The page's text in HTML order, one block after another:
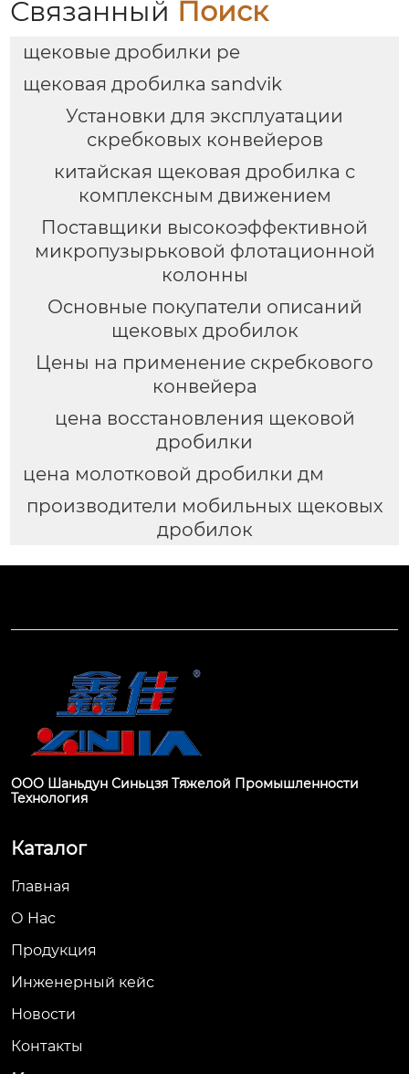
Связанный Поиск
щековые дробилки pe
щековая дробилка sandvik
Установки для эксплуатации
скребковых конвейеров
китайская щековая дробилка с
комплексным движением
Поставщики высокоэффективной
микропузырьковой флотационной
колонны
Основные покупатели описаний
щековых дробилок
Цены на применение скребкового
конвейера
цена восстановления щековой
дробилки
цена молотковой дробилки дм
производители мобильных щековых
дробилок
ООО Шаньдун Синьцзя Тяжелой Промышленности
Технология
Каталог
Главная
О Hас
Продукция
Инженерный кейс
Новости
Контакты